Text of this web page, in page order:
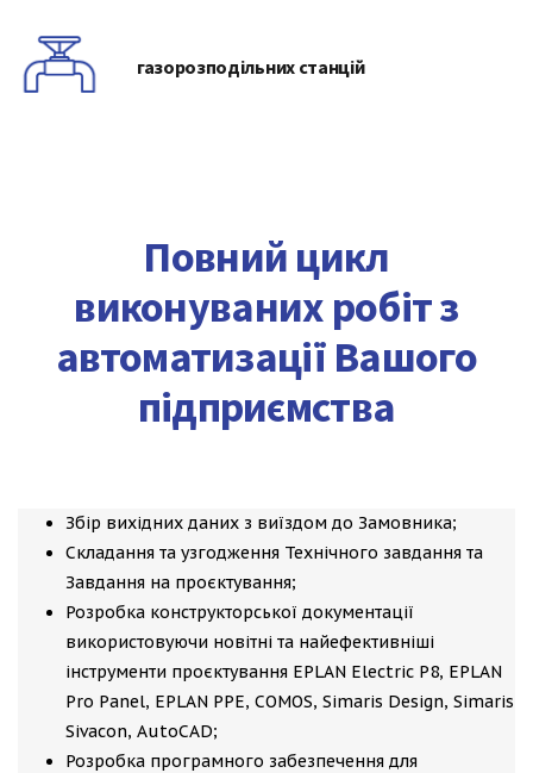
газорозподільних станцій
Повний цикл
виконуваних робіт з
автоматизації Вашого
підприємства
Збір вихідних даних з виїздом до Замовника;
Складання та узгодження Технічного завдання та
Завдання на проєктування;
Розробка конструкторської документації
використовуючи новітні та найефективніші
інструменти проєктування EPLAN Electric P8, EPLAN
Pro Panel, EPLAN PPE, COMOS, Simaris Design, Simaris
Sivacon, AutoCAD;
Розробка програмного забезпечення для